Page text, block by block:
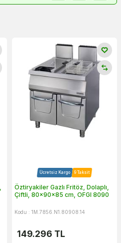
Ücretsiz Kargo 9 Taksit
Öztiryakiler Gazlı Fritöz, Dolaplı,
Çiftli, 80x90x85 cm, OFGI 8090
Kodu : 1M.7856.N1.80908.14
149.296 TL